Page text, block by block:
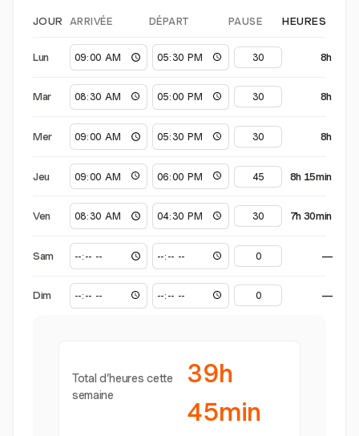
JOUR ARRIVÉE DÉPART PAUSE HEURES
Lun 8h
Mar 8h
Mer 8h
Jeu 8h 15min
Ven 7h 30min
Sam —
Dim —
Total d’heures cette
semaine
39h
45min